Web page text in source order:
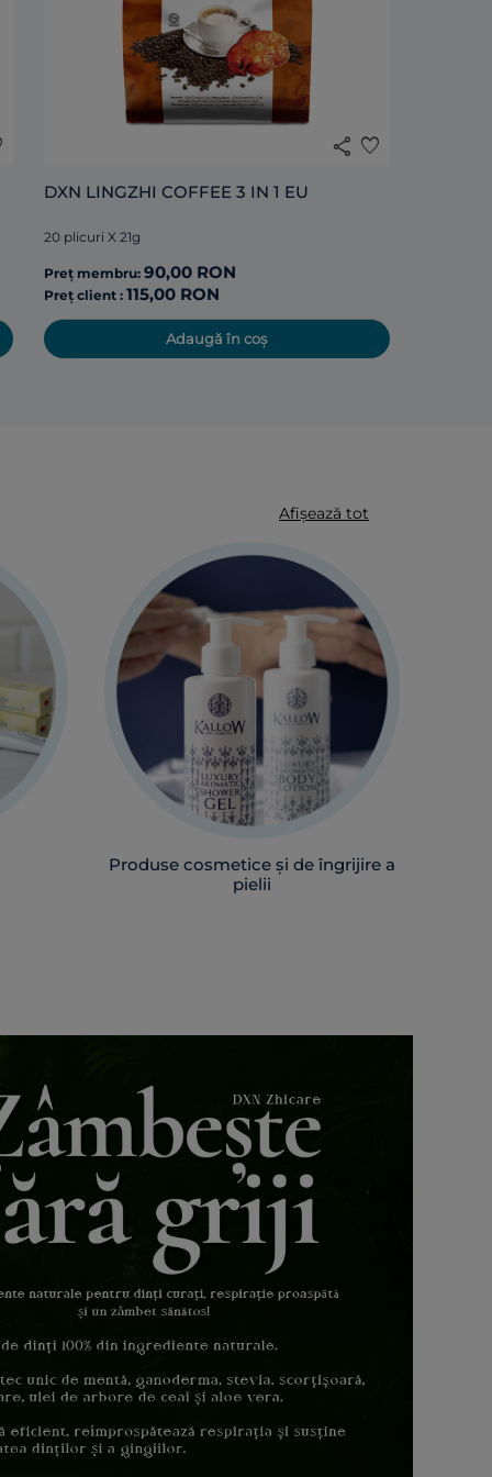
share favorite
DXN LINGZHI COFFEE 3 IN 1 EU
20 plicuri X 21g
Preț membru: 90,00 RON
Preț client : 115,00 RON
Adaugă în coș
Afișează tot
Produse cosmetice şi de îngrijire a
pielii